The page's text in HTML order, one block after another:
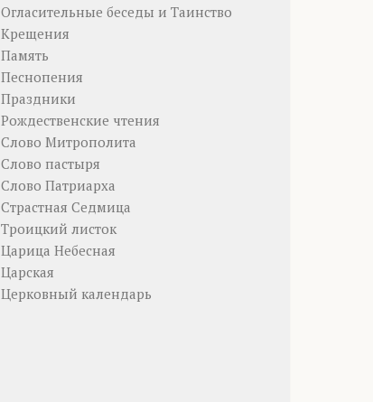
Огласительные беседы и Таинство
Крещения
Память
Песнопения
Праздники
Рождественские чтения
Слово Митрополита
Слово пастыря
Слово Патриарха
Страстная Седмица
Троицкий листок
Царица Небесная
Царская
Церковный календарь